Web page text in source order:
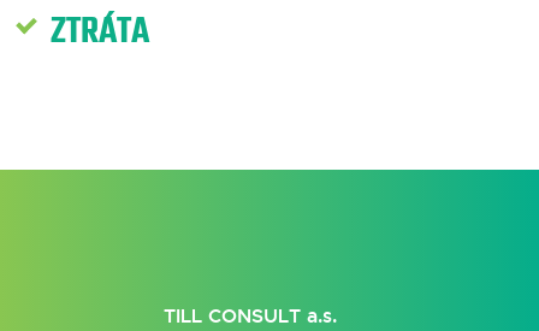
ZTRÁTA
TILL CONSULT a.s.